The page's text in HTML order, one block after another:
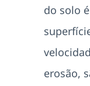
do solo
erosão,